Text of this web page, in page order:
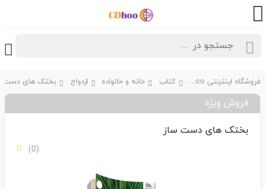
فروشگاه اینترنتی CDhoo کتاب خانه و خانواده ازدواج بختک های دست
فروش ویژه
بختک های دست ساز
(0)